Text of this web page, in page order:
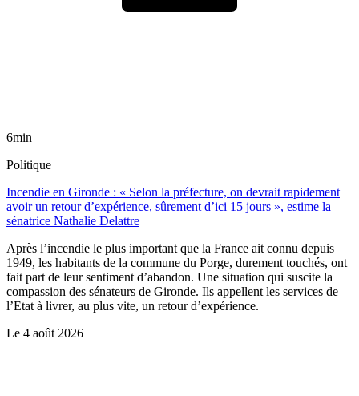
6min
Politique
Incendie en Gironde : « Selon la préfecture, on devrait rapidement
avoir un retour d’expérience, sûrement d’ici 15 jours », estime la
sénatrice Nathalie Delattre
Après l’incendie le plus important que la France ait connu depuis
1949, les habitants de la commune du Porge, durement touchés, ont
fait part de leur sentiment d’abandon. Une situation qui suscite la
compassion des sénateurs de Gironde. Ils appellent les services de
l’Etat à livrer, au plus vite, un retour d’expérience.
Le 4 août 2026